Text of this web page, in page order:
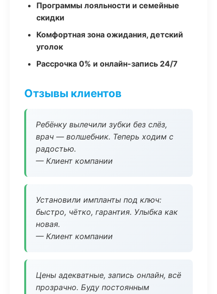
Программы лояльности и семейные
скидки
Комфортная зона ожидания, детский
уголок
Рассрочка 0% и онлайн-запись 24/7
Отзывы клиентов
Ребёнку вылечили зубки без слёз,
врач — волшебник. Теперь ходим с
радостью.
— Клиент компании
Установили импланты под ключ:
быстро, чётко, гарантия. Улыбка как
новая.
— Клиент компании
Цены адекватные, запись онлайн, всё
прозрачно. Буду постоянным